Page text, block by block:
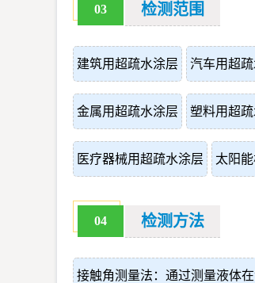
03 检测范围
建筑用超疏水涂层 汽车用超
金属用超疏水涂层 塑料用超
医疗器械用超疏水涂层 太阳
04 检测方法
接触角测量法：通过测量液体